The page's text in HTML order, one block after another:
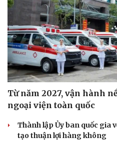
Từ năm 2027, vận hành
ngoại viện toàn quốc
Thành lập Ủy ban quốc gia
tạo thuận lợi hàng không